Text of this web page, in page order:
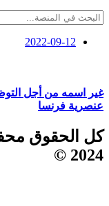
2022-09-12
غير اسمه من أجل
عنصرية فرنسا
كل الحقوق
2024 ©